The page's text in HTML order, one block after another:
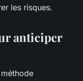
les risques.
anticiper